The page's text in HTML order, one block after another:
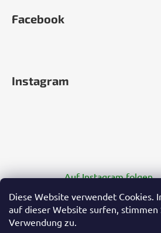
Diese Website verwendet Cookies.
auf dieser Website surfen, stimmen
Verwendung zu.
Facebook
Instagram
Auf Instagram folgen